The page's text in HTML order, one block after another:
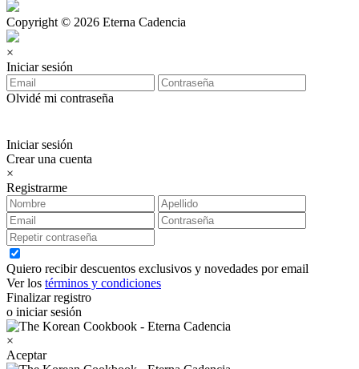
Copyright © 2026 Eterna Cadencia
×
Iniciar sesión
Olvidé mi contraseña
Iniciar sesión
Crear una cuenta
×
Registrarme
Quiero recibir descuentos exclusivos y novedades por email
Ver los términos y condiciones
Finalizar registro
o iniciar sesión
×
Aceptar